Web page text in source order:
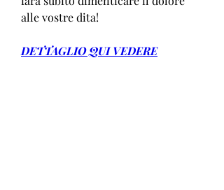
alle vostre dita!
DETTAGLIO QUI VEDERE